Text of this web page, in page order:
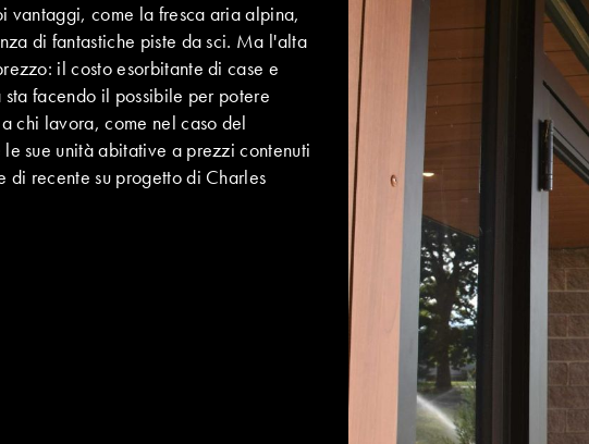
vantaggi, come la fresca aria alpina,
di fantastiche piste da sci. Ma l'alta
il costo esorbitante di case e
facendo il possibile per potere
chi lavora, come nel caso del
sue unità abitative a prezzi contenuti
recente su progetto di Charles